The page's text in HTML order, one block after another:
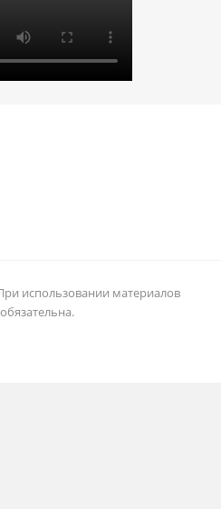
использовании материалов